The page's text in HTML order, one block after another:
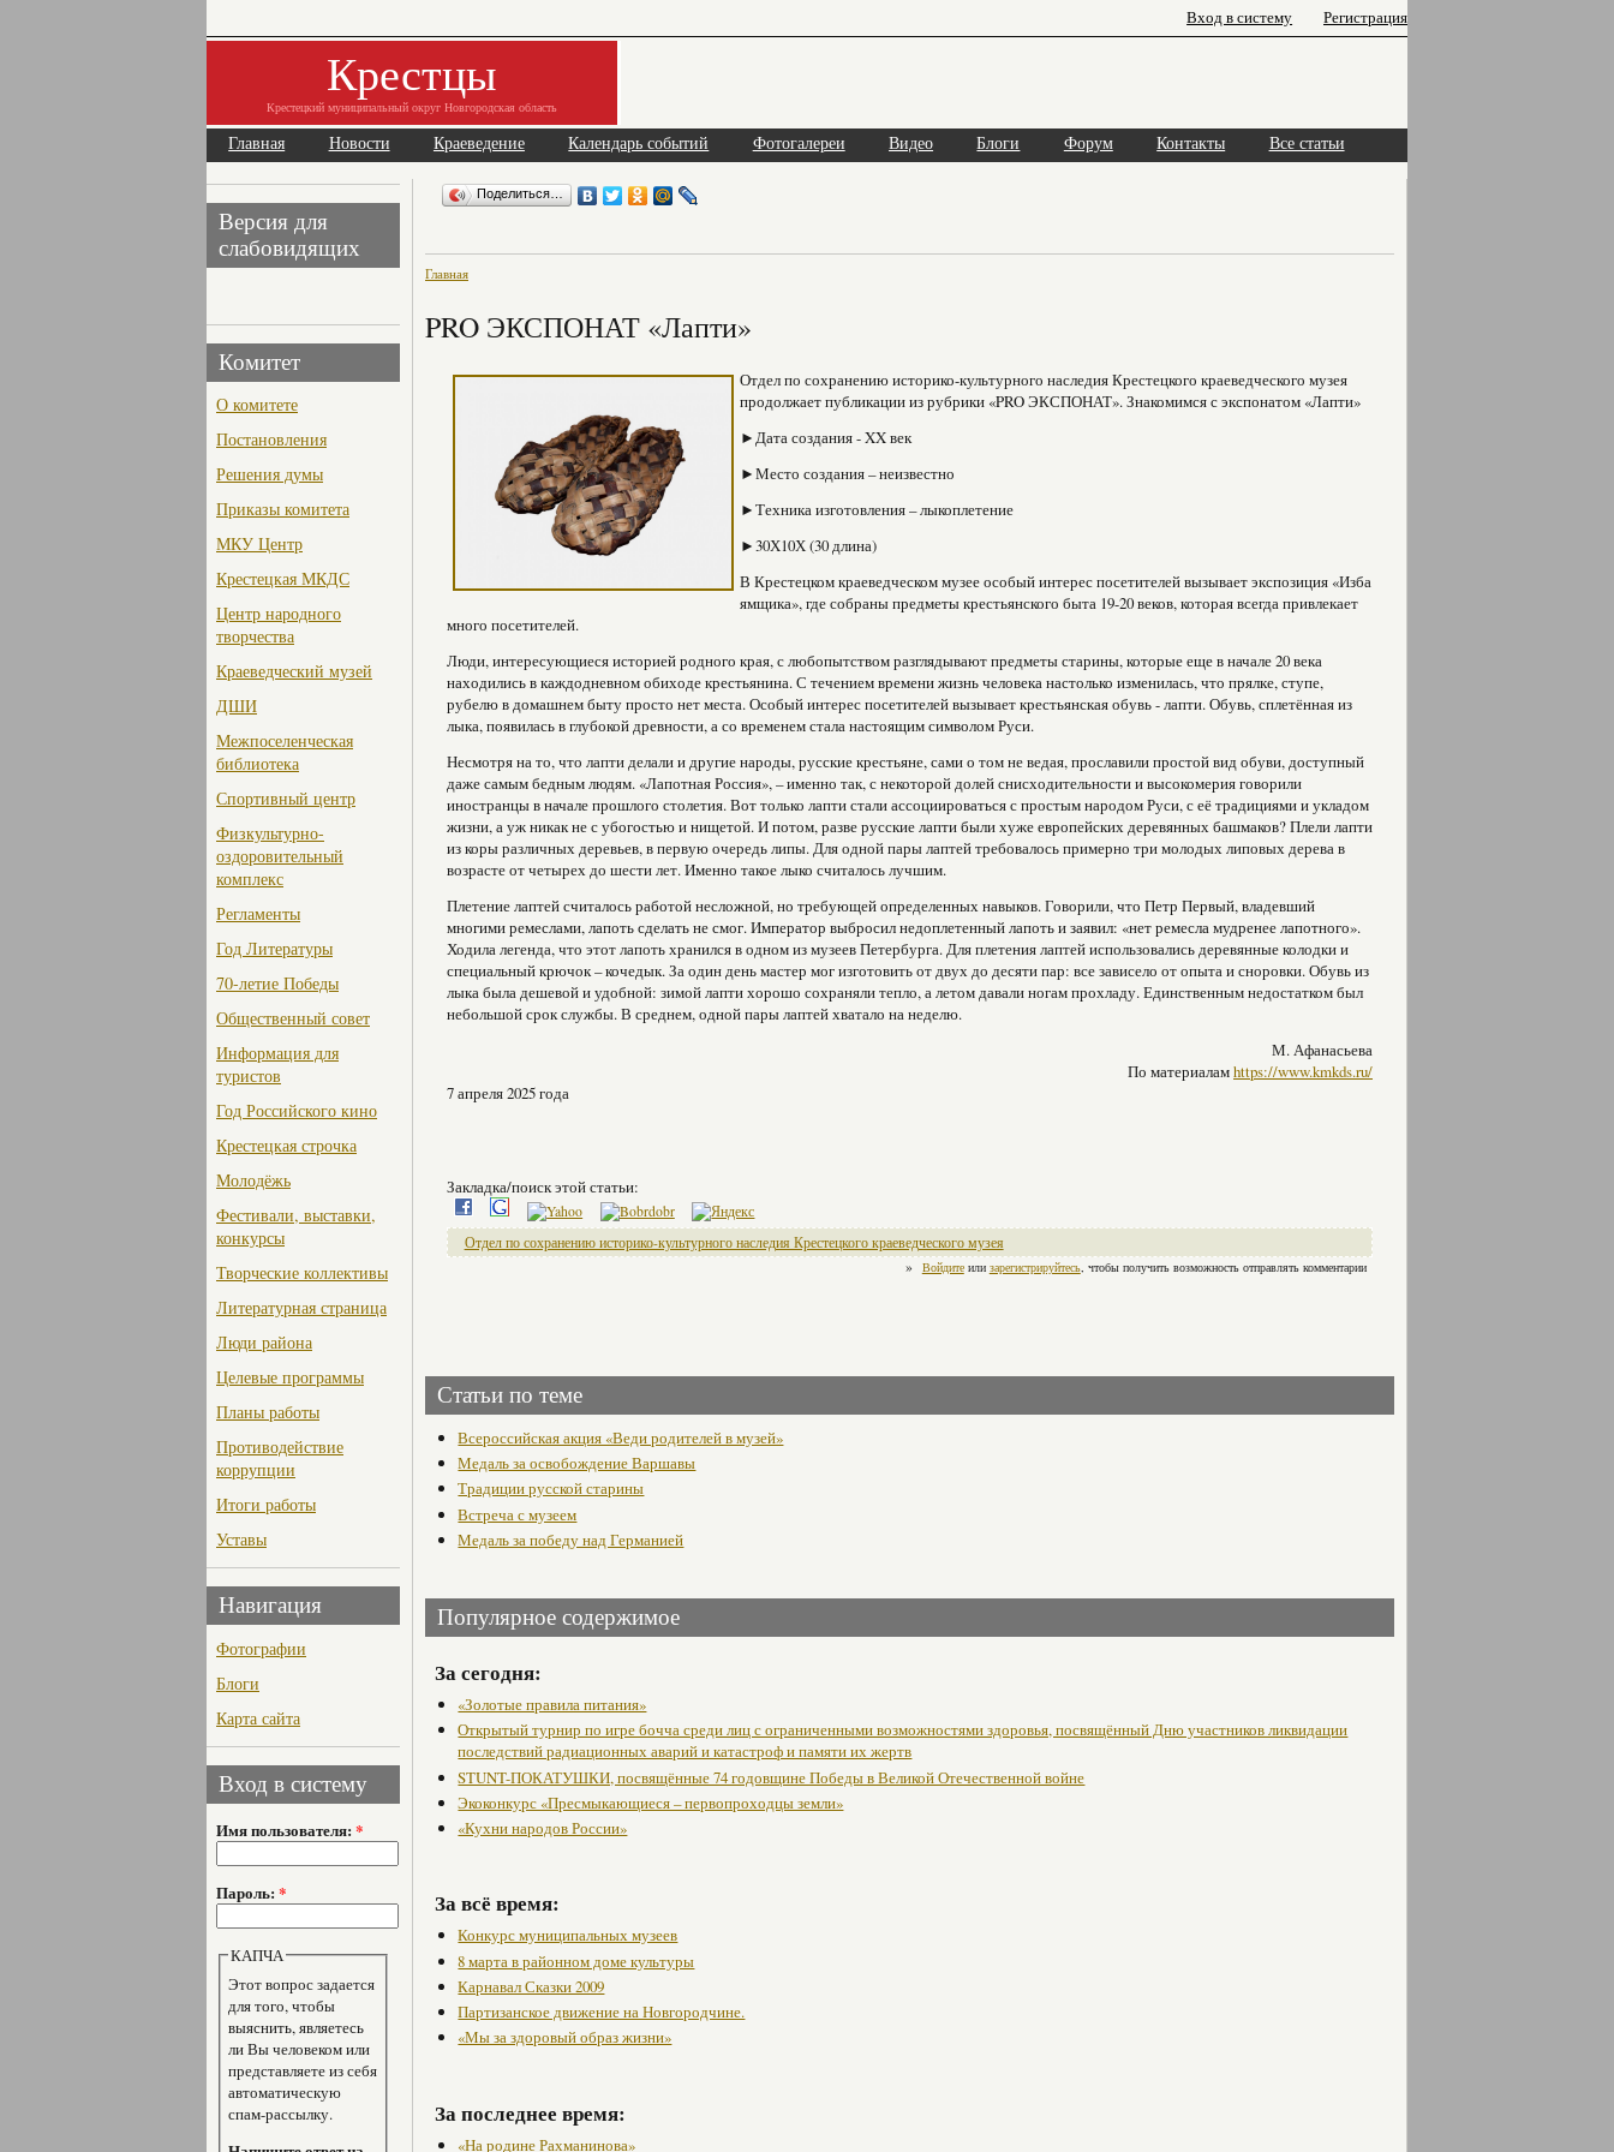
Вход в систему Регистрация
Крестцы
Крестецкий муниципальный округ Новгородская область
Главная Новости Краеведение Календарь событий Фотогалереи Видео Блоги Форум Контакты Все статьи
Версия для
слабовидящих
Комитет
О комитете
Постановления
Решения думы
Приказы комитета
МКУ Центр
Крестецкая МКДС
Центр народного
творчества
Краеведческий музей
ДШИ
Межпоселенческая
библиотека
Спортивный центр
Физкультурно-
оздоровительный
комплекс
Регламенты
Год Литературы
70-летие Победы
Общественный совет
Информация для
туристов
Год Российского кино
Крестецкая строчка
Молодёжь
Фестивали, выставки,
конкурсы
Творческие коллективы
Литературная страница
Люди района
Целевые программы
Планы работы
Противодействие
коррупции
Итоги работы
Уставы
Навигация
Фотографии
Блоги
Карта сайта
Вход в систему
Имя пользователя: *
Пароль: *
КАПЧА
Этот вопрос задается
для того, чтобы
выяснить, являетесь
ли Вы человеком или
представляете из себя
автоматическую
спам-рассылку.
Поделиться…
Главная
PRO ЭКСПОНАТ «Лапти»
Отдел по сохранению историко-культурного наследия Крестецкого краеведческого музея
продолжает публикации из рубрики «PRO ЭКСПОНАТ». Знакомимся с экспонатом «Лапти»
►Дата создания - XX век
►Место создания – неизвестно
►Техника изготовления – лыкоплетение
►30Х10Х (30 длина)
В Крестецком краеведческом музее особый интерес посетителей вызывает экспозиция «Изба
ямщика», где собраны предметы крестьянского быта 19-20 веков, которая всегда привлекает
много посетителей.
Люди, интересующиеся историей родного края, с любопытством разглядывают предметы старины, которые еще в начале 20 века
находились в каждодневном обиходе крестьянина. С течением времени жизнь человека настолько изменилась, что прялке, ступе,
рубелю в домашнем быту просто нет места. Особый интерес посетителей вызывает крестьянская обувь - лапти. Обувь, сплетённая из
лыка, появилась в глубокой древности, а со временем стала настоящим символом Руси.
Несмотря на то, что лапти делали и другие народы, русские крестьяне, сами о том не ведая, прославили простой вид обуви, доступный
даже самым бедным людям. «Лапотная Россия», – именно так, с некоторой долей снисходительности и высокомерия говорили
иностранцы в начале прошлого столетия. Вот только лапти стали ассоциироваться с простым народом Руси, с её традициями и укладом
жизни, а уж никак не с убогостью и нищетой. И потом, разве русские лапти были хуже европейских деревянных башмаков? Плели лапти
из коры различных деревьев, в первую очередь липы. Для одной пары лаптей требовалось примерно три молодых липовых дерева в
возрасте от четырех до шести лет. Именно такое лыко считалось лучшим.
Плетение лаптей считалось работой несложной, но требующей определенных навыков. Говорили, что Петр Первый, владевший
многими ремеслами, лапоть сделать не смог. Император выбросил недоплетенный лапоть и заявил: «нет ремесла мудренее лапотного».
Ходила легенда, что этот лапоть хранился в одном из музеев Петербурга. Для плетения лаптей использовались деревянные колодки и
специальный крючок – кочедык. За один день мастер мог изготовить от двух до десяти пар: все зависело от опыта и сноровки. Обувь из
лыка была дешевой и удобной: зимой лапти хорошо сохраняли тепло, а летом давали ногам прохладу. Единственным недостатком был
небольшой срок службы. В среднем, одной пары лаптей хватало на неделю.
М. Афанасьева
По материаламhttps://www.kmkds.ru/
7 апреля 2025 года
Закладка/поиск этой статьи:
Отдел по сохранению историко-культурного наследия Крестецкого краеведческого музея
»
Войдитеили зарегистрируйтесь, чтобы получить возможность отправлять комментарии
Статьи по теме
Всероссийская акция «Веди родителей в музей»
Медаль за освобождение Варшавы
Традиции русской старины
Встреча с музеем
Медаль за победу над Германией
Популярное содержимое
За сегодня:
«Золотые правила питания»
Открытый турнир по игре бочча среди лиц с ограниченными возможностями здоровья, посвящённый Дню участников ликвидации
последствий радиационных аварий и катастроф и памяти их жертв
STUNT-ПОКАТУШКИ, посвящённые 74 годовщине Победы в Великой Отечественной войне
Экоконкурс «Пресмыкающиеся – первопроходцы земли»
«Кухни народов России»
За всё время:
Конкурс муниципальных музеев
8 марта в районном доме культуры
Карнавал Сказки 2009
Партизанское движение на Новгородчине.
«Мы за здоровый образ жизни»
За последнее время:
«На родине Рахманинова»